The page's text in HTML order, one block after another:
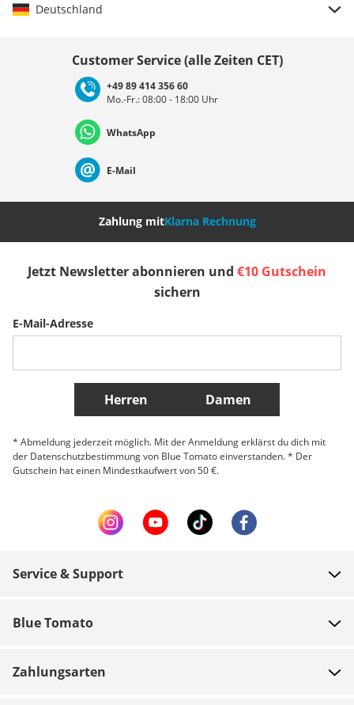
Deutschland
Deutschland Österreich
Nederland Italia (Italiano) Italien (Deutsch)
Slovenija
Weitere Länder
Customer Service (alle Zeiten CET)
+49 89 414 356 60
Mo.-Fr.: 08:00 - 18:00 Uhr
WhatsApp
E-Mail
Zahlung mitKlarna Rechnung
Jetzt Newsletter abonnieren und €10 Gutschein
sichern
E-Mail-Adresse
Herren Damen
* Abmeldung jederzeit möglich. Mit der Anmeldung erklärst du dich mit
der Datenschutzbestimmung von Blue Tomato einverstanden. * Der
Gutschein hat einen Mindestkaufwert von 50 €.
Service & Support
Versand
Blue Tomato
Zahlungsarten